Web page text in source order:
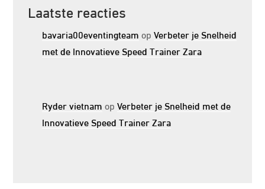
Laatste reacties
bavaria00eventingteam opVerbeter je Snelheid
met de Innovatieve Speed Trainer Zara
Ryder vietnam opVerbeter je Snelheid met de
Innovatieve Speed Trainer Zara